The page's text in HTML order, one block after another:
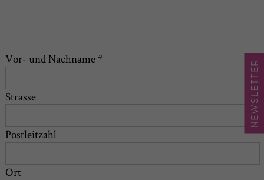
NEWSLETTER
Vor- und Nachname *
Strasse
Postleitzahl
Ort